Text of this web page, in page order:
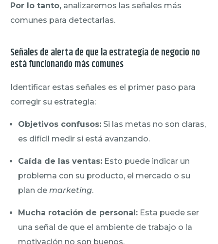
Por lo tanto, analizaremos las señales más
comunes para detectarlas.
Señales de alerta de que la estrategia de negocio no
está funcionando más comunes
Identificar estas señales es el primer paso para
corregir su estrategia:
Objetivos confusos: Si las metas no son claras,
es difícil medir si está avanzando.
Caída de las ventas: Esto puede indicar un
problema con su producto, el mercado o su
plan de marketing.
Mucha rotación de personal: Esta puede ser
una señal de que el ambiente de trabajo o la
motivación no son buenos.